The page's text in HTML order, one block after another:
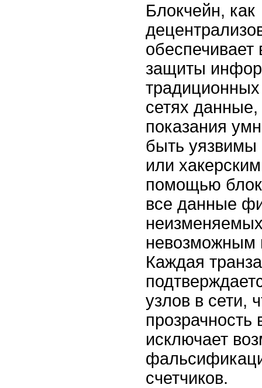
Блокчейн, как
защиты
традиционных
сетях данные,
показания
быть
или
помощью
все данные
невозможным
Каждая
узлов в сети,
прозрачность
исключает
счетчиков.